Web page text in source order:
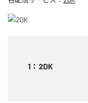
1 ： 2DK